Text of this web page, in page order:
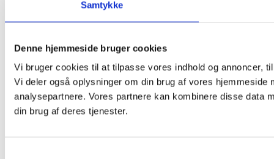
Samtykke
Denne hjemmeside bruger cookies
Vi bruger cookies til at tilpasse vores indhold og annoncer,
Vi deler også oplysninger om din brug af vores
analysepartnere. Vores partnere kan kombinere disse data
din brug af deres tjenester.